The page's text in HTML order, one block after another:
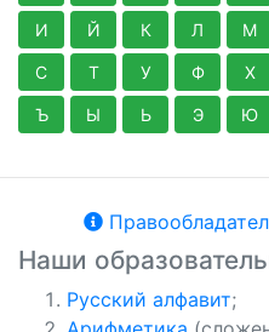
И Й К Л М
С Т У Ф Х
Ъ Ы Ь Э Ю
Наши
Русский алфавит;